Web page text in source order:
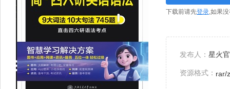
下载前请先登录,如果
发布人： 星火
资源格式： rar/